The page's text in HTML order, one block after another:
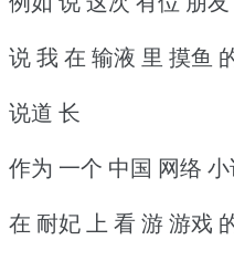
说 我 在 输液 里 摸鱼
说道 长
作为 一个 中国 网络
在 耐妃 上 看 游 游戏